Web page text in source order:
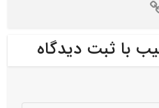
با ثبت دیدگاه